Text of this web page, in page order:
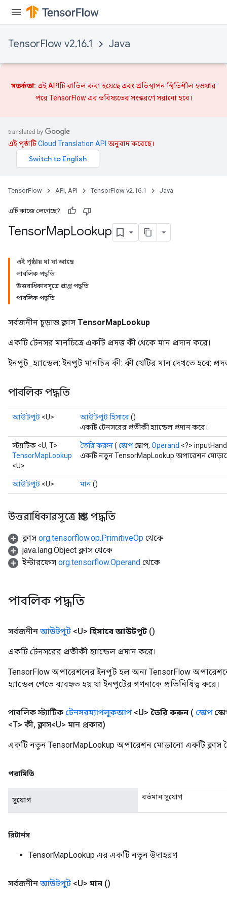
TensorFlow v2.16.1 Java
সতর্কতা: এই APIটি বাতিল করা হয়েছে এবং প্রতিস্থাপনস্থিতিশীল হওয়ার
পরে TensorFlow এর ভবিষ্যতের সংস্করণে সরানো হবে।
এই পৃষ্ঠাটিCloud Translation API অনুবাদ করেছে।
TensorFlow API, API TensorFlow v2.16.1 Java
এটি কাজে লেগেছে?
TensorMapLookup
এই পৃষ্ঠায় যা যা আছে
পাবলিক পদ্ধতি
উত্তরাধিকারসূত্রে প্রাপ্ত পদ্ধতি
পাবলিক পদ্ধতি
সর্বজনীন চূড়ান্ত ক্লাস TensorMapLookup
একটি টেনসর মানচিত্রে একটি প্রদত্ত কী থেকে মান প্রদান করে।
ইনপুট_হ্যান্ডেল: ইনপুট মানচিত্র কী: কী যেটির মান দেখতে হবে:
পাবলিক পদ্ধতি
আউটপুট <U> আউটপুট হিসাবে()
একটি টেনসরের প্রতীকী হ্যান্ডেল প্রদান করে।
স্ট্যাটিক <U, T>
TensorMapLookup
<U>
তৈরি করুন( স্কোপস্কোপ, Operand <?>
একটি নতুন TensorMapLookup অপারেশন
আউটপুট <U> মান()
উত্তরাধিকারসূত্রে প্রাপ্ত পদ্ধতি
ক্লাস org.tensorflow.op.PrimitiveOp থেকে
java.lang.Object ক্লাস থেকে
ইন্টারফেস org.tensorflow.Operand থেকে
পাবলিক পদ্ধতি
সর্বজনীন আউটপুট <U> হিসাবে আউটপুট ()
একটি টেনসরের প্রতীকী হ্যান্ডেল প্রদান করে।
TensorFlow অপারেশনের ইনপুট হল অন্য TensorFlow
হ্যান্ডেল পেতে ব্যবহৃত হয় যা ইনপুটের গণনাকে প্রতিনিধিত্ব করে।
পাবলিক স্ট্যাটিক টেনসরম্যাপলুকআপ<U> তৈরি করুন ( স্কোপ
<T> কী, ক্লাস<U> মান প্রকার)
একটি নতুন TensorMapLookup অপারেশন মোড়ানো একটি ক্লাস
পরামিতি
সুযোগ বর্তমান সুযোগ
রিটার্নস
TensorMapLookup এর একটি নতুন উদাহরণ
সর্বজনীন আউটপুট <U> মান ()